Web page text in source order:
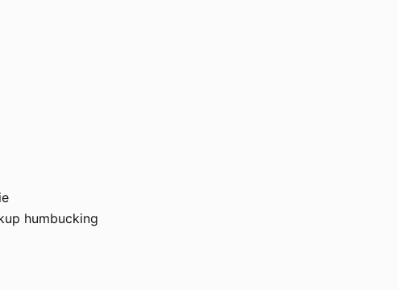
humbucking